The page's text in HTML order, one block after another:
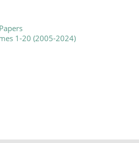
1-20 (2005-2024)